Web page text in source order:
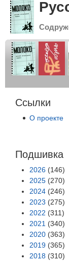
Ссылки
О проекте
Подшивка
2026 (146)
2025 (270)
2024 (246)
2023 (275)
2022 (311)
2021 (340)
2020 (363)
2019 (365)
2018 (310)